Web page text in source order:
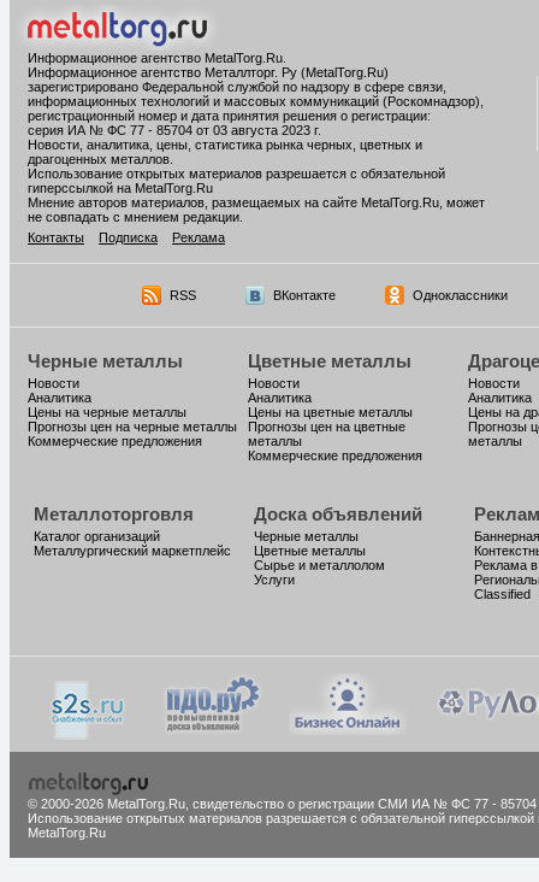
Информационное агентство MetalTorg.Ru
Информационное агентство Металлторг. Ру (MetalTorg.Ru)
зарегистрировано Федеральной службой по надзору в сфере связи,
информационных технологий и массовых коммуникаций (Роскомнадзор),
регистрационный номер и дата принятия решения о регистрации:
серия ИА № ФС 77 - 85704 от 03 августа 2023 г.
Новости, аналитика, цены, статистика рынка черных, цветных и
драгоценных металлов.
Использование открытых материалов разрешается с обязательной
гиперссылкой на MetalTorg.Ru
Мнение авторов материалов, размещаемых на сайте MetalTorg.Ru, может
не совпадать с мнением редакции.
Контакты
Подписка Реклама
RSS ВКонтакте Одноклассники
Черные металлы
Новости
Аналитика
Цены на черные металлы
Прогнозы цен на черные металлы
Коммерческие предложения
Цветные металлы
Новости
Аналитика
Цены на цветные металлы
Прогнозы цен на цветные
металлы
Коммерческие предложения
Новости
Аналитика
Цены на
Прогнозы
металлы
Металлоторговля
Каталог организаций
Металлургический маркетплейс
Доска объявлений
Черные металлы
Цветные металлы
Сырье и металлолом
Услуги
Реклама
Classified
© 2000-2026 MetalTorg.Ru, cвидетельство о регистрации СМИ ИА № ФС 77 - 85704
Использование открытых материалов разрешается с обязательной гиперссылкой
MetalTorg.Ru